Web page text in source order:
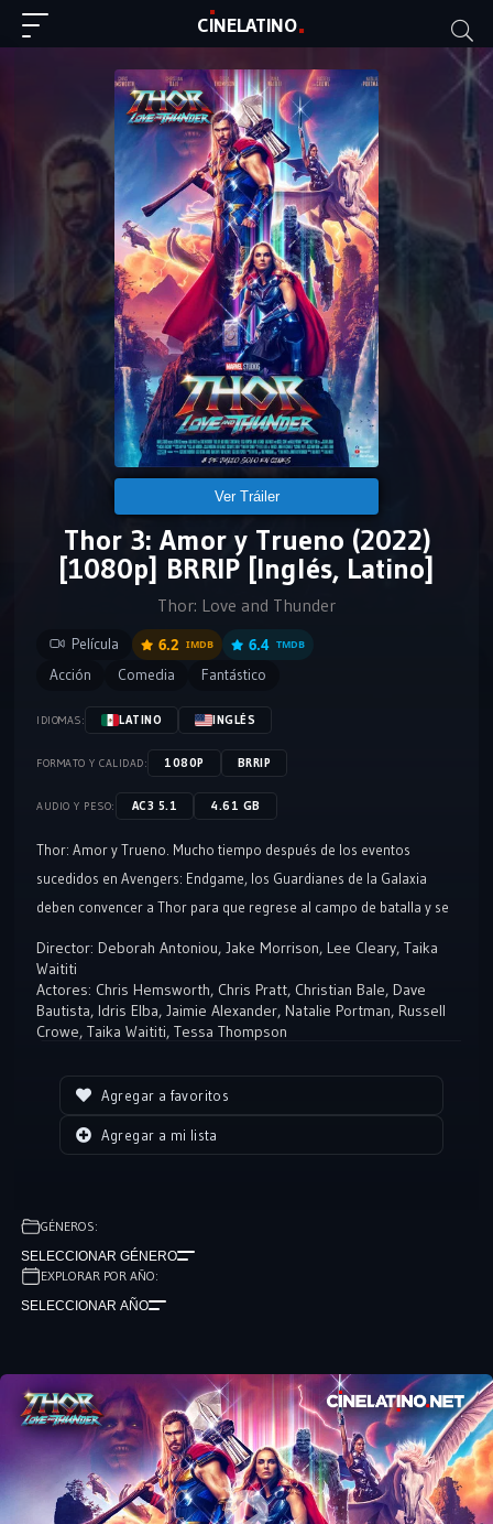
CINELATINO
Ver Tráiler
Thor 3: Amor y Trueno (2022)
[1080p] BRRIP [Inglés, Latino]
Thor: Love and Thunder
Película 6.2 IMDB 6.4 TMDB
Acción Comedia Fantástico
IDIOMAS: LATINO INGLÉS
FORMATO Y CALIDAD: 1080P BRRIP
AUDIO Y PESO: AC3 5.1 4.61 GB
Thor: Amor y Trueno. Mucho tiempo después de los eventos
sucedidos en Avengers: Endgame, los Guardianes de la Galaxia
deben convencer a Thor para que regrese al campo de batalla y se
divinas en todo el cosmos. Para luchar contra esta amenaza, Thor
debe reclutar a sus amigos Valkyrie, Korg y su ex novia Jane Foster,
quien misteriosamente puede empuñar el martillo de Thor y por
Director: Deborah Antoniou, Jake Morrison, Lee Cleary, Taika
Waititi
Actores: Chris Hemsworth, Chris Pratt, Christian Bale, Dave
Bautista, Idris Elba, Jaimie Alexander, Natalie Portman, Russell
Crowe, Taika Waititi, Tessa Thompson
Agregar a favoritos
Agregar a mi lista
GÉNEROS:
SELECCIONAR GÉNERO
EXPLORAR POR AÑO:
SELECCIONAR AÑO